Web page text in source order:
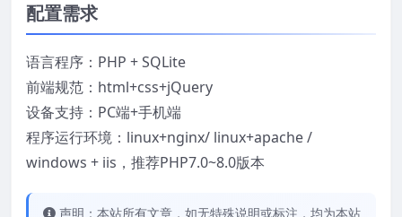
配置需求
语言程序：PHP + SQLite
前端规范：html+css+jQuery
设备支持：PC端+手机端
程序运行环境：linux+nginx/ linux+apache /
windows + iis，推荐PHP7.0~8.0版本
声明：本站所有文章，如无特殊说明或标注，均为本站